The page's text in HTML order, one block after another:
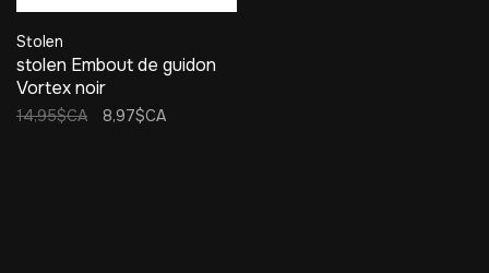
Stolen
stolen Embout de guidon
Vortex noir
14,95$CA 8,97$CA